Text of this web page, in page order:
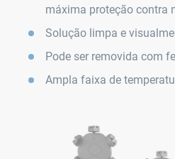
máxima proteção contra
Solução limpa e
Pode ser removida com
Ampla faixa de